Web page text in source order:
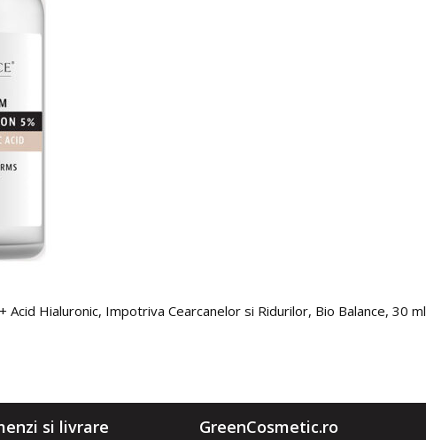
Acid Hialuronic, Impotriva Cearcanelor si Ridurilor, Bio Balance, 30 ml
si livrare GreenCosmetic.ro